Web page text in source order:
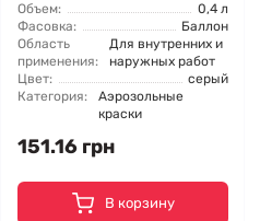
Объем:
0,4 л
Фасовка:
Баллон
Область
применения:
Для внутренних и
наружных работ
Цвет:
серый
Категория:
Аэрозольные
краски
151.16 грн
В корзину